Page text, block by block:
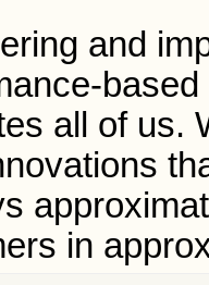
and
all of us.
in